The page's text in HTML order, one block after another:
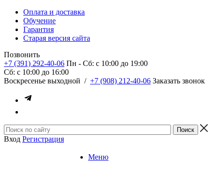
Оплата и доставка
Обучение
Гарантия
Старая версия сайта
Позвонить
+7 (391) 292-40-06 Пн - Сб: c 10:00 до 19:00
Сб: c 10:00 до 16:00
​Воскресенье выходной / +7 (908) 212-40-06 Заказать звонок
Вход Регистрация
Меню